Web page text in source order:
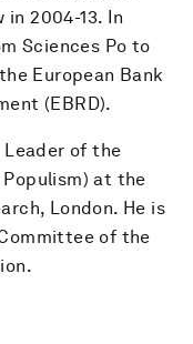
in 2004-13. In
Sciences Po to
European Bank
(EBRD).
Leader of the
at the
London. He is
of the